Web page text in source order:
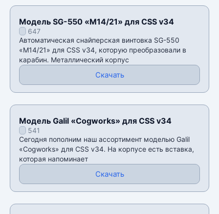
Модель SG-550 «M14/21» для CSS v34
647
Автоматическая снайперская винтовка SG-550
«M14/21» для CSS v34, которую преобразовали в
карабин. Металлический корпус
Скачать
Модель Galil «Cogworks» для CSS v34
541
Сегодня пополним наш ассортимент моделью Galil
«Cogworks» для CSS v34. На корпусе есть вставка,
которая напоминает
Скачать